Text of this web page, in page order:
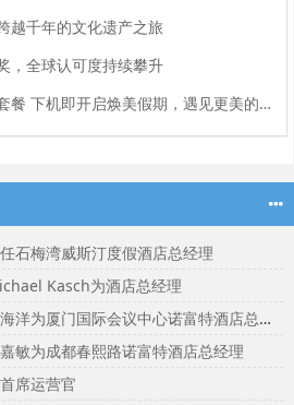
越千年的文化遗产之旅
，全球认可度持续攀升
迎仕柏推出高端韩式美容套餐 下机即开启焕美假期，遇见更美的自己
石梅湾威斯汀度假酒店总经理
Kasch为酒店总经理
华住集团诺富特品牌任命姜海洋为厦门国际会议中心诺富特酒店总经理
敏为成都春熙路诺富特酒店总经理
席运营官